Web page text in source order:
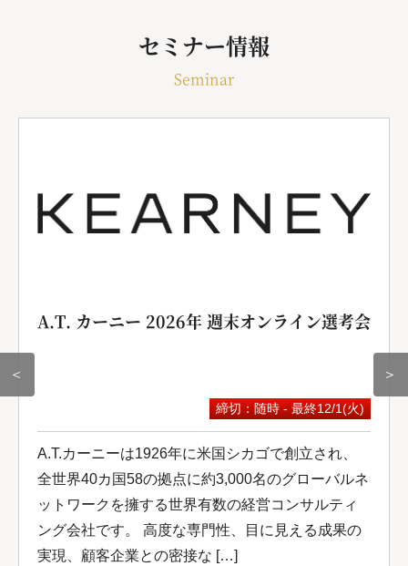
セミナー情報
Seminar
＜
A.T. カーニー 2026年 週末オンライン選考会
締切：随時 - 最終12/1(火)
A.T.カーニーは1926年に米国シカゴで創立され、
全世界40カ国58の拠点に約3,000名のグローバルネ
ットワークを擁する世界有数の経営コンサルティ
ング会社です。 高度な専門性、目に見える成果の
実現、顧客企業との密接な […]
＞